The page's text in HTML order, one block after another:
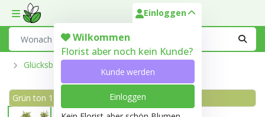
Toggle mobile menu
Einloggen
Wilkommen
Florist aber noch kein Kunde?
Kunde werden
Einloggen
Glücksbambus
Grün ton 145B